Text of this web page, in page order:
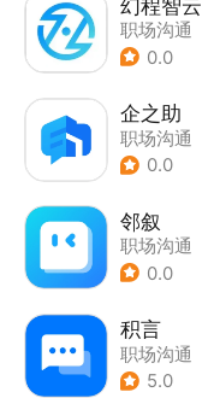
职场沟通
0.0
企之助
职场沟通
0.0
邻叙
职场沟通
0.0
积言
职场沟通
5.0